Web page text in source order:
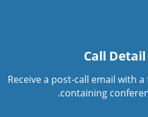
Call
Receive a post-call email with
containing